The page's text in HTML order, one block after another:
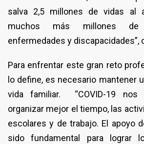
salva 2,5 millones de vidas al
muchos más millones
enfermedades y discapacidades”,
Para enfrentar este gran reto
lo define, es necesario mantener
vida familiar. “COVID-19 nos
organizar mejor el tiempo, las
escolares y de trabajo. El apoyo
sido fundamental para lograr